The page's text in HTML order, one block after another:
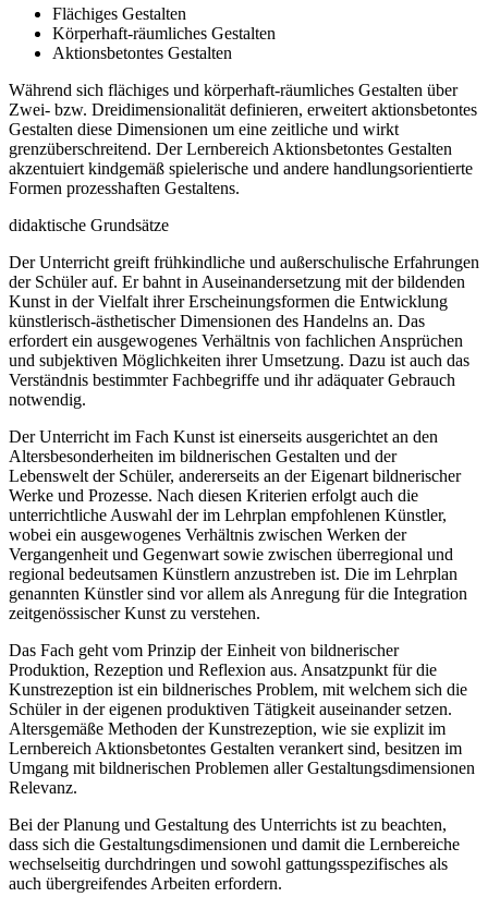
Flächiges Gestalten
Körperhaft-räumliches Gestalten
Aktionsbetontes Gestalten
Während sich flächiges und körperhaft-räumliches Gestalten über
Zwei- bzw. Dreidimensionalität definieren, erweitert aktionsbetontes
Gestalten diese Dimensionen um eine zeitliche und wirkt
grenzüberschreitend. Der Lernbereich Aktionsbetontes Gestalten
akzentuiert kindgemäß spielerische und andere handlungsorientierte
Formen prozesshaften Gestaltens.
didaktische Grundsätze
Der Unterricht greift frühkindliche und außerschulische Erfahrungen
der Schüler auf. Er bahnt in Auseinandersetzung mit der bildenden
Kunst in der Vielfalt ihrer Erscheinungsformen die Entwicklung
künstlerisch-ästhetischer Dimensionen des Handelns an. Das
erfordert ein ausgewogenes Verhältnis von fachlichen Ansprüchen
und subjektiven Möglichkeiten ihrer Umsetzung. Dazu ist auch das
Verständnis bestimmter Fachbegriffe und ihr adäquater Gebrauch
notwendig.
Der Unterricht im Fach Kunst ist einerseits ausgerichtet an den
Altersbesonderheiten im bildnerischen Gestalten und der
Lebenswelt der Schüler, andererseits an der Eigenart bildnerischer
Werke und Prozesse. Nach diesen Kriterien erfolgt auch die
unterrichtliche Auswahl der im Lehrplan empfohlenen Künstler,
wobei ein ausgewogenes Verhältnis zwischen Werken der
Vergangenheit und Gegenwart sowie zwischen überregional und
regional bedeutsamen Künstlern anzustreben ist. Die im Lehrplan
genannten Künstler sind vor allem als Anregung für die Integration
zeitgenössischer Kunst zu verstehen.
Das Fach geht vom Prinzip der Einheit von bildnerischer
Produktion, Rezeption und Reflexion aus. Ansatzpunkt für die
Kunstrezeption ist ein bildnerisches Problem, mit welchem sich die
Schüler in der eigenen produktiven Tätigkeit auseinander setzen.
Altersgemäße Methoden der Kunstrezeption, wie sie explizit im
Lernbereich Aktionsbetontes Gestalten verankert sind, besitzen im
Umgang mit bildnerischen Problemen aller Gestaltungsdimensionen
Relevanz.
Bei der Planung und Gestaltung des Unterrichts ist zu beachten,
dass sich die Gestaltungsdimensionen und damit die Lernbereiche
wechselseitig durchdringen und sowohl gattungsspezifisches als
auch übergreifendes Arbeiten erfordern.